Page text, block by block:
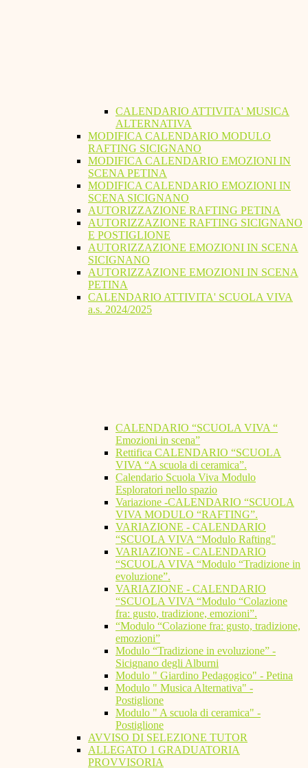
CALENDARIO ATTIVITA' MUSICA
ALTERNATIVA
MODIFICA CALENDARIO MODULO
RAFTING SICIGNANO
MODIFICA CALENDARIO EMOZIONI IN
SCENA PETINA
MODIFICA CALENDARIO EMOZIONI IN
SCENA SICIGNANO
AUTORIZZAZIONE RAFTING PETINA
AUTORIZZAZIONE RAFTING SICIGNANO
E POSTIGLIONE
AUTORIZZAZIONE EMOZIONI IN SCENA
SICIGNANO
AUTORIZZAZIONE EMOZIONI IN SCENA
PETINA
CALENDARIO ATTIVITA' SCUOLA VIVA
a.s. 2024/2025
CALENDARIO “SCUOLA VIVA “
Emozioni in scena”
Rettifica CALENDARIO “SCUOLA
VIVA “A scuola di ceramica”.
Calendario Scuola Viva Modulo
Esploratori nello spazio
Variazione -CALENDARIO “SCUOLA
VIVA MODULO “RAFTING”.
VARIAZIONE - CALENDARIO
“SCUOLA VIVA “Modulo Rafting"
VARIAZIONE - CALENDARIO
“SCUOLA VIVA “Modulo “Tradizione in
evoluzione”.
VARIAZIONE - CALENDARIO
“SCUOLA VIVA “Modulo “Colazione
fra: gusto, tradizione, emozioni”.
“Modulo “Colazione fra: gusto, tradizione,
emozioni”
Modulo “Tradizione in evoluzione” -
Sicignano degli Alburni
Modulo " Giardino Pedagogico" - Petina
Modulo " Musica Alternativa" -
Postiglione
Modulo " A scuola di ceramica" -
Postiglione
AVVISO DI SELEZIONE TUTOR
ALLEGATO 1 GRADUATORIA
PROVVISORIA